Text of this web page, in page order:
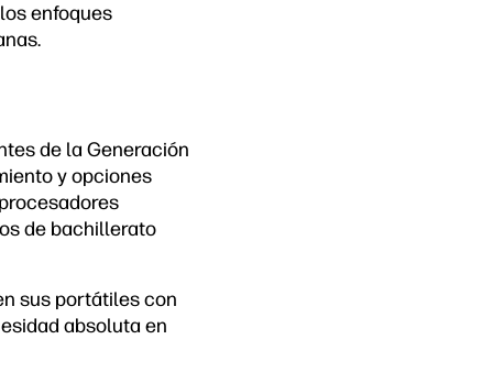
enfoques
de la Generación
y opciones
de bachillerato
sus portátiles con
absoluta en